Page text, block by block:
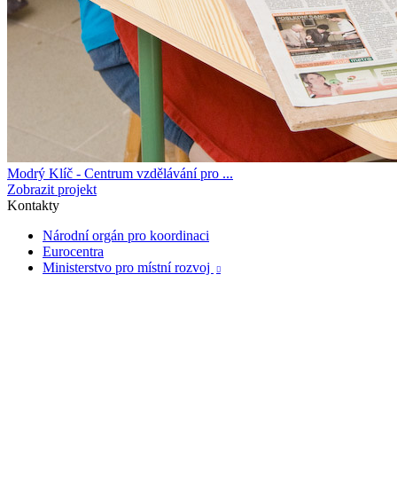
Modrý Klíč - Centrum vzdělávání pro ...
Zobrazit projekt
Kontakty
Národní orgán pro koordinaci
Eurocentra
Ministerstvo pro místní rozvoj
